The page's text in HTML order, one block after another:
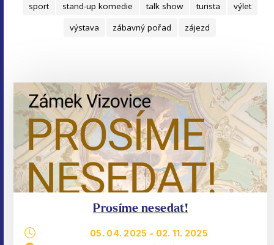
sport
stand-up komedie talk show turista
výlet
výstava
zábavný pořad zájezd
Prosíme nesedat!
05. 04. 2025 - 02. 11. 2025